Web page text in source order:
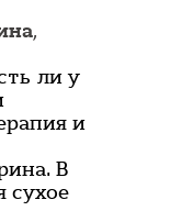
,
ли у
и
В
сухое